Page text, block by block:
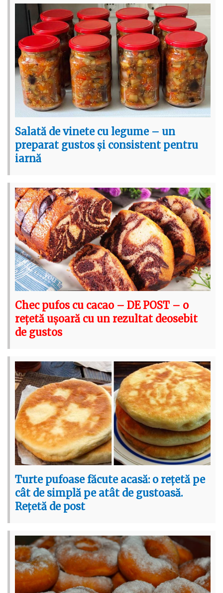
Salată de vinete cu legume – un
preparat gustos și consistent pentru
iarnă
Chec pufos cu cacao – DE POST – o
rețetă ușoară cu un rezultat deosebit
de gustos
Turte pufoase făcute acasă: o rețetă pe
cât de simplă pe atât de gustoasă.
Rețetă de post